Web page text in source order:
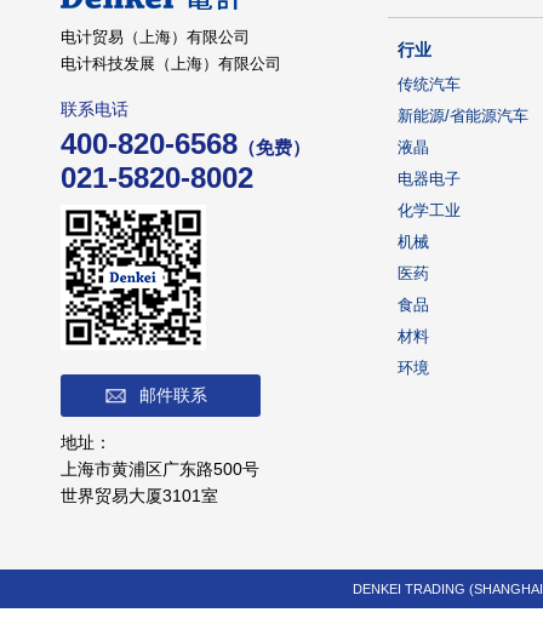
电计贸易（上海）有限公司
电计科技发展（上海）有限公司
联系电话
400-820-6568 （免费）
021-5820-8002
邮件联系
地址：
上海市黄浦区广东路500号
世界贸易大厦3101室
行业
传统汽车
新能源/省能源汽车
液晶
电器电子
化学工业
机械
医药
食品
材料
环境
DENKEI TRADING